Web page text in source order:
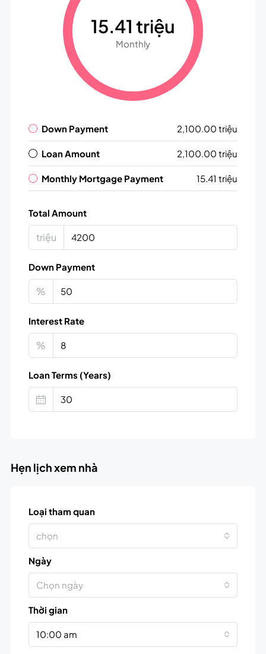
15.41 triệu
Monthly
Down Payment 2,100.00 triệu
Loan Amount 2,100.00 triệu
Monthly Mortgage Payment 15.41 triệu
Total Amount
triệu
Down Payment
%
Interest Rate
%
Loan Terms (Years)
Hẹn lịch xem nhà
Loại tham quan
chọn
Ngày
Chọn ngày
Thời gian
10:00 am